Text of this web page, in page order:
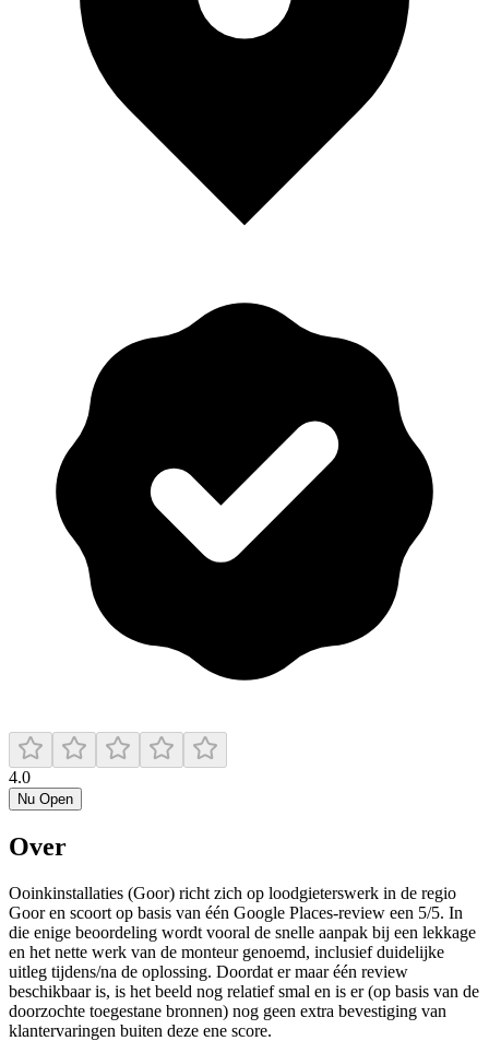
4.0
Nu Open
Over
Ooinkinstallaties (Goor) richt zich op loodgieterswerk in de regio
Goor en scoort op basis van één Google Places-review een 5/5. In
die enige beoordeling wordt vooral de snelle aanpak bij een lekkage
en het nette werk van de monteur genoemd, inclusief duidelijke
uitleg tijdens/na de oplossing. Doordat er maar één review
beschikbaar is, is het beeld nog relatief smal en is er (op basis van de
doorzochte toegestane bronnen) nog geen extra bevestiging van
klantervaringen buiten deze ene score.